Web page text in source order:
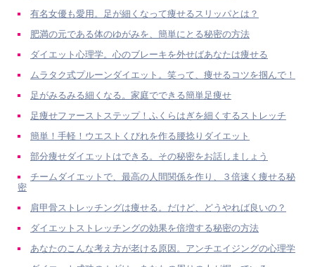
有名女優も愛用。足が細くなって痩せるスリッパとは？
肥満の元である体のゆがみを、簡単にとる秘密の方法
ダイエット心理学。心のブレーキを外せばあなたは痩せる
ムラタク式プルーンダイエット。笑って、痩せるコツを掴んで！
足がみるみる細くなる。家庭でできる簡単足痩せ
足痩せファーストステップ！ふくらはぎを細くするストレッチ
簡単！手軽！ウエストくびれを作る腰捻りダイエット
部分痩せダイエットはできる。その秘密をお話しましょう
チームダイエットで、最高の人間関係を作り、３倍速く痩せる秘
密
肩甲骨ストレッチングは痩せる。だけど、どうやれば良いの？
ダイエットストレッチングの効果を倍増する秘密の方法
あなたのこんな考え方が老ける原因。アンチエイジングの心理学